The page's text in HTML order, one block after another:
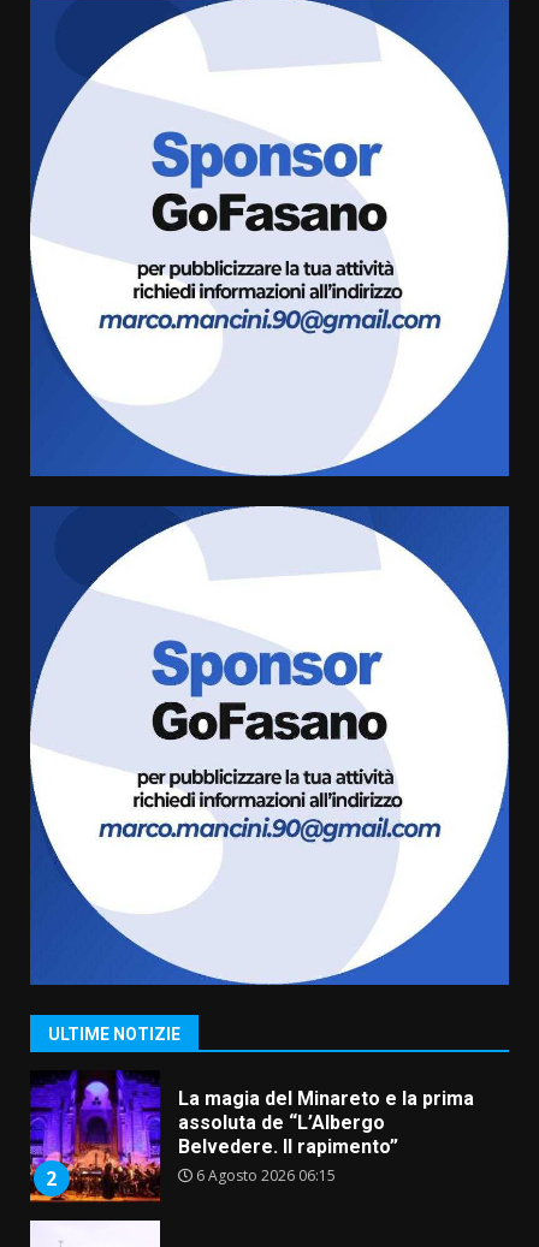
ULTIME NOTIZIE
Serie D, l’Us Fasano è escluso
dal campionato
5 Agosto 2026 17:30
Truffatori in azione nelle
frazioni fasanesi
al Prefetto: “Noi cittadini di
serie B”
5 Agosto 2026 06:15
A Savelletri torna la Sagra del
Pesce Spada: appuntamento a
sabato 8 agosto
5 Agosto 2026 06:10
L’abusivismo giornalistico è un
pericolo
3 Agosto 2026 17:22
1
Cura dei beni comuni e
cittadinanza attiva: online
l’avviso per la gestione
Laureto
6 Agosto 2026 06:20
2
La magia del Minareto e la prima
assoluta de “L’Albergo
Belvedere. Il rapimento”
6 Agosto 2026 06:15